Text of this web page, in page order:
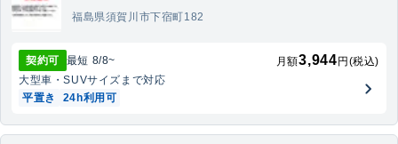
福島県須賀川市下宿町182
契約可 最短 8/8~ 月額3,944 円(税込)
大型車・SUVサイズまで対応
平置き
24h利用可